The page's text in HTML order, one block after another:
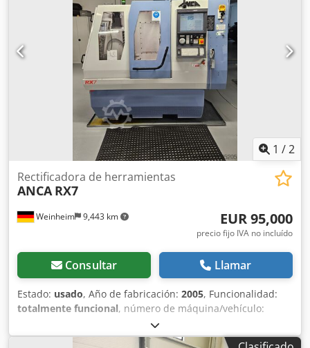
1 /2
Weinheim 9,443 km
Rectificadora de herramientas
ANCA RX7
EUR 95,000
precio fijo IVA no incluído
Consultar Llamar
Estado: usado, Año de fabricación: 2005, Funcionalidad:
totalmente funcional, número de máquina/vehículo:
1,905 mm
mm, ancho total:2,508 mm, peso de la pieza (máx.):20 kg,